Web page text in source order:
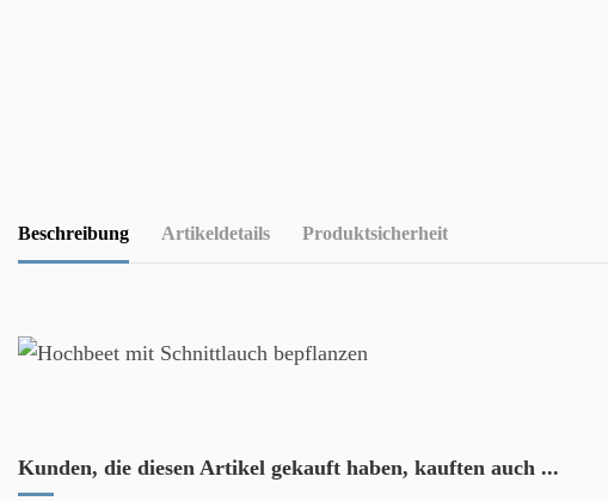
Beschreibung Artikeldetails Produktsicherheit
Kunden, die diesen Artikel gekauft haben, kauften auch ...